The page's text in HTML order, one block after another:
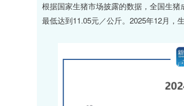
根据国家生猪市场披露的数据，全国生
最低达到11.05元／公斤。2025年12月，